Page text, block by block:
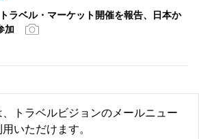
ラベル・マーケット開催を報告、日本か
加
トラベルビジョンのメールニュー
いただけます。